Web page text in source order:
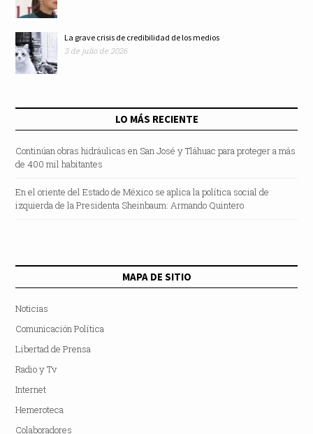
La grave crisis de credibilidad de los medios
3 de julio de 2026
LO MÁS RECIENTE
Continúan obras hidráulicas en San José y Tláhuac para proteger a más
de 400 mil habitantes
En el oriente del Estado de México se aplica la política social de
izquierda de la Presidenta Sheinbaum: Armando Quintero
MAPA DE SITIO
Noticias
Comunicación Política
Libertad de Prensa
Radio y Tv
Internet
Hemeroteca
Colaboradores